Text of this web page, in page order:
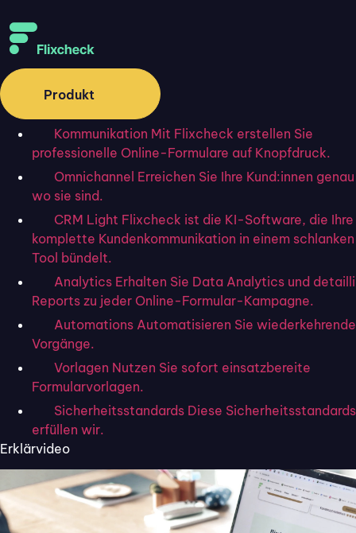
Produkt
Kommunikation Mit Flixcheck erstellen Sie
professionelle Online-Formulare auf Knopfdruck.
Omnichannel Erreichen Sie Ihre Kund:innen
wo sie sind.
CRM Light Flixcheck ist die KI-Software, die Ihre
komplette Kundenkommunikation in einem schlanken
Tool bündelt.
Analytics Erhalten Sie Data Analytics und
Reports zu jeder Online-Formular-Kampagne.
Automations Automatisieren Sie wiederkehrende
Vorgänge.
Vorlagen Nutzen Sie sofort einsatzbereite
Formularvorlagen.
Sicherheitsstandards Diese Sicherheitsstandards
erfüllen wir.
Erklärvideo
Digitalisierung
Die Fortgeschrittene
Elektronische Signatur
(FES) als Allroundtalent
Startseite» Blog»Die Fortgeschrittene Elektronische Signatur
(FES) als Allroundtalent